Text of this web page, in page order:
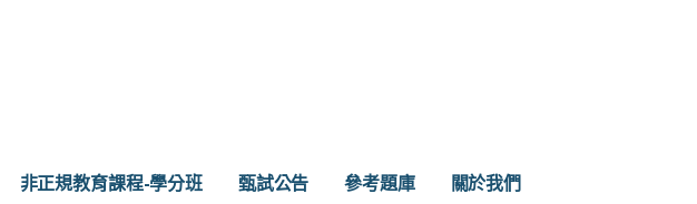
非正規教育課程-學分班 甄試公告 參考題庫 關於我們